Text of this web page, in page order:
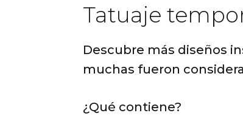
Tatuaje
Descubre más diseños
muchas fueron
¿Qué contiene?